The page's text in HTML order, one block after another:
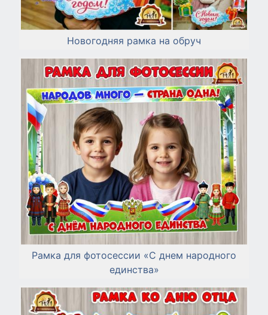
Новогодняя рамка на обруч
Рамка для фотосессии «С днем народного
единства»